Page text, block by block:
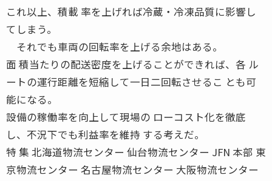
これ以上、積載 率を上げれば冷蔵・冷凍品質に影響し
てしまう。
それでも車両の回転率を上げる余地はある。
面 積当たりの配送密度を上げることができれば、各 ル
ートの運行距離を短縮して一日二回転させるこ とも可
能になる。
設備の稼働率を向上して現場の ローコスト化を徹底
し、不況下でも利益率を維持 する考えだ。
特 集 北海道物流センター 仙台物流センター JFN 本部 東
京物流センター 名古屋物流センター 大阪物流センター